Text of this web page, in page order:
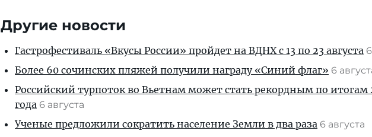
Другие новости
Гастрофестиваль «Вкусы России» пройдет на ВДНХ с 13 по 23 августа
Более 60 сочинских пляжей получили награду «Синий флаг» 6
Российский турпоток во Вьетнам может стать рекордным по итогам
года 6 августа
Ученые предложили сократить население Земли в два раза 6 августа